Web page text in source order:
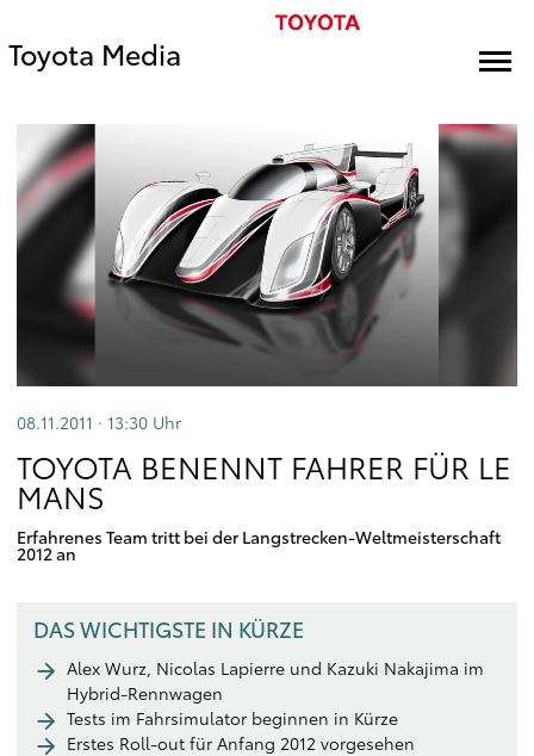
Toyota Media
08.11.2011 · 13:30 Uhr
TOYOTA BENENNT FAHRER FÜR LE
MANS
Erfahrenes Team tritt bei der Langstrecken-Weltmeisterschaft
2012 an
DAS WICHTIGSTE IN KÜRZE
Alex Wurz, Nicolas Lapierre und Kazuki Nakajima im
Hybrid-Rennwagen
Tests im Fahrsimulator beginnen in Kürze
Erstes Roll-out für Anfang 2012 vorgesehen